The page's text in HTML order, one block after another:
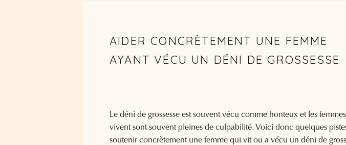
Le déni de grossesse est souvent vécu comme honteux et les
vivent sont souvent pleines de culpabilité. Voici donc quelques
soutenir concrètement une femme qui vit ou a vécu un déni de
AIDER CONCRÈTEMENT UNE FEMME
AYANT VÉCU UN DÉNI DE GROSSESSE